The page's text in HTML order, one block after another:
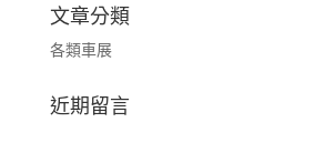
文章分類
各類車展
近期留言